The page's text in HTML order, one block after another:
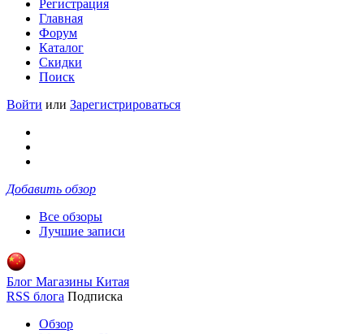
Регистрация
Главная
Форум
Каталог
Скидки
Поиск
Войти или Зарегистрироваться
Добавить обзор
Все обзоры
Лучшие записи
Блог Магазины Китая
RSS блога Подписка
Обзор